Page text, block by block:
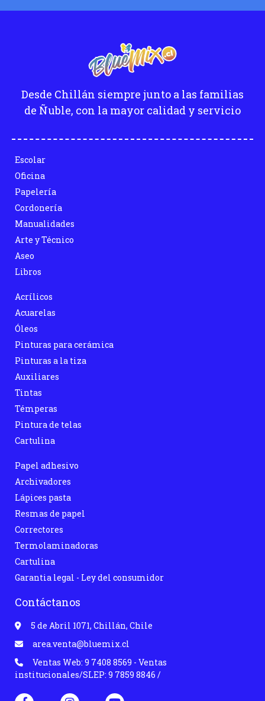
Desde Chillán siempre junto a las familias
de Ñuble, con la mayor calidad y servicio
Escolar
Oficina
Papelería
Cordonería
Manualidades
Arte y Técnico
Aseo
Libros
Acrílicos
Acuarelas
Óleos
Pinturas para cerámica
Pinturas a la tiza
Auxiliares
Tintas
Témperas
Pintura de telas
Cartulina
Papel adhesivo
Archivadores
Lápices pasta
Resmas de papel
Correctores
Termolaminadoras
Cartulina
Garantia legal - Ley del consumidor
Contáctanos
5 de Abril 1071, Chillán, Chile
area.venta@bluemix.cl
Ventas Web: 9 7408 8569 - Ventas
institucionales/SLEP: 9 7859 8846 /